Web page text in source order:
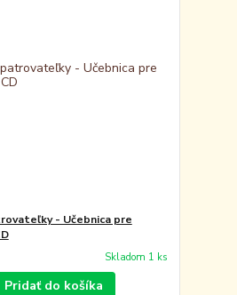
- Učebnica pre
Skladom 1 ks
Pridať do košíka